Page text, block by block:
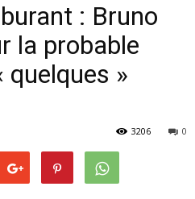
: Bruno
la probable
»
0
3206